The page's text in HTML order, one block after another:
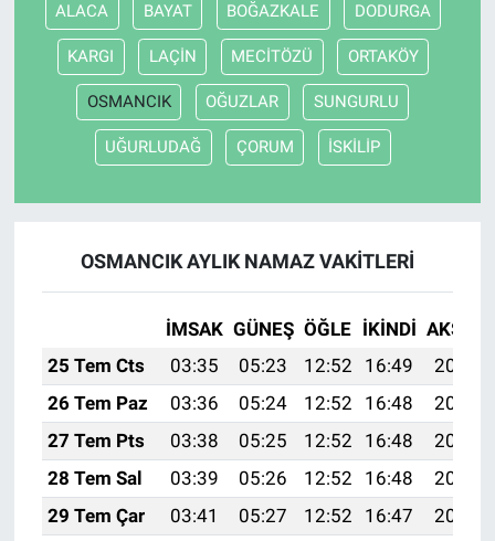
ALACA BAYAT BOĞAZKALE DODURGA
KARGI LAÇİN MECİTÖZÜ ORTAKÖY
OSMANCIK OĞUZLAR SUNGURLU
UĞURLUDAĞ ÇORUM İSKİLİP
OSMANCIK AYLIK NAMAZ VAKITLERI
İMSAK GÜNEŞ ÖĞLE İKINDI AKŞAM
25 Tem Cts
03:35 05:23 12:52 16:49
20:12
26 Tem Paz
03:36 05:24 12:52 16:48
20:11
27 Tem Pts
03:38 05:25 12:52 16:48
20:10
28 Tem Sal
03:39 05:26 12:52 16:48
20:09
29 Tem Çar
03:41 05:27 12:52 16:47
20:08